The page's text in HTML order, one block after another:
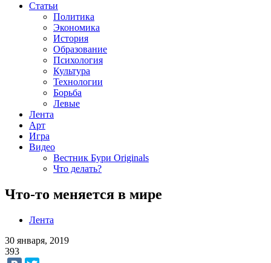
Статьи
Политика
Экономика
История
Образование
Психология
Культура
Технологии
Борьба
Левые
Лента
Арт
Игра
Видео
Вестник Бури Originals
Что делать?
Что-то меняется в мире
Лента
30 января, 2019
393